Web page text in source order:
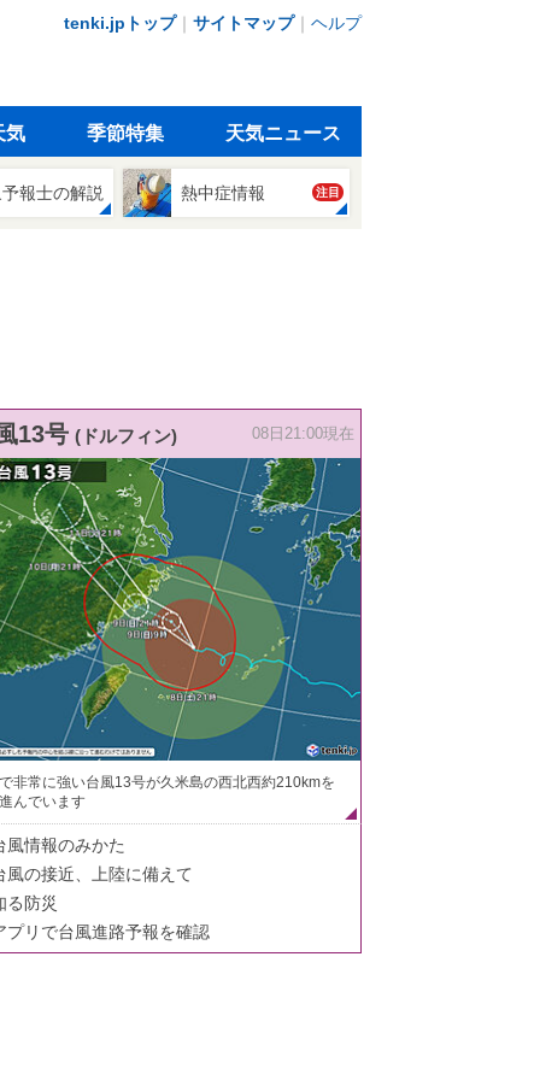
tenki.jpトップ｜ サイトマップ｜ ヘルプ
気 季節特集 天気ニュース
報士の解説 熱中症情報 注目
13号 (ドルフィン) 08日21:00現在
非常に強い台風13号が久米島の西北西約210kmを
んでいます
風情報のみかた
風の接近、上陸に備えて
る防災
プリで台風進路予報を確認